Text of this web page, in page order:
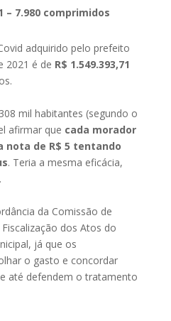
– 7.980 comprimidos
adquirido pelo prefeito
2021 é de R$ 1.549.393,71
mil habitantes (segundo o
afirmar que cada morador
nota de R$ 5 tentando
. Teria a mesma eficácia,
da Comissão de
dos Atos do
já que os
o gasto e concordar
até defendem o tratamento